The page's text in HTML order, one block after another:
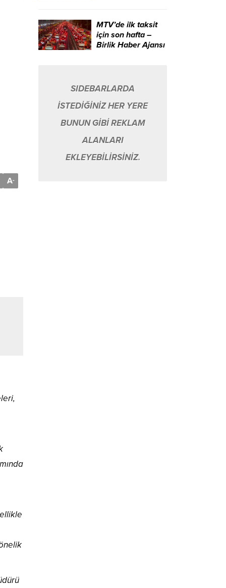
A-
MTV’de ilk taksit
için son hafta –
Birlik Haber Ajansı
SIDEBARLARDA
İSTEDİĞİNİZ HER YERE
BUNUN GİBİ REKLAM
ALANLARI
EKLEYEBİLİRSİNİZ.